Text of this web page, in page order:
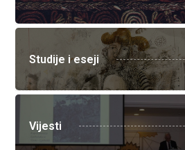
Studije i eseji
Vijesti